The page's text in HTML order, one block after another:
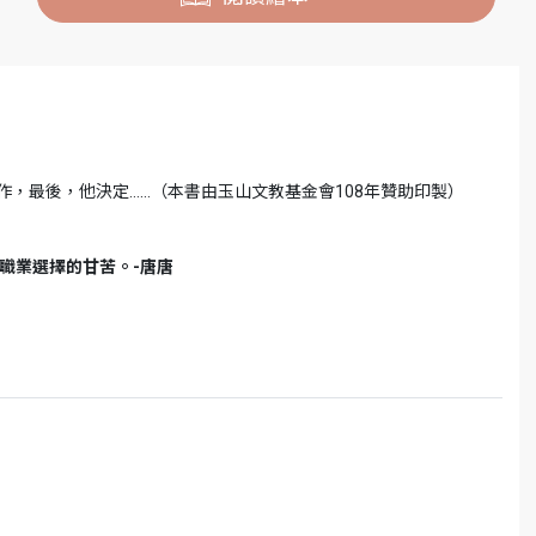
最後，他決定……（本書由玉山文教基金會108年贊助印製）
業選擇的甘苦。-唐唐